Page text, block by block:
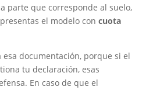
parte que corresponde al suelo,
el modelo con cuota
esa documentación, porque si el
tu declaración, esas
En caso de que el